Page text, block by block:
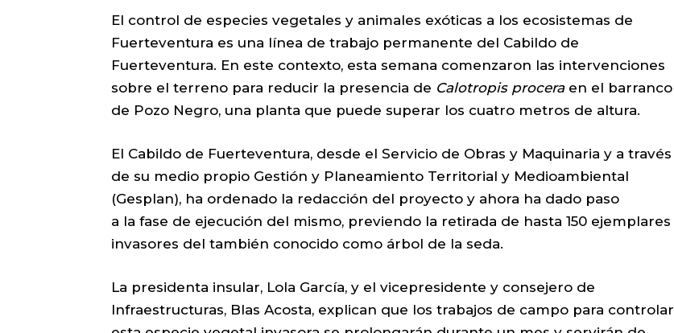
El control de especies vegetales y animales exóticas a los ecosistemas de
Fuerteventura es una línea de trabajo permanente del Cabildo de
Fuerteventura. En este contexto, esta semana comenzaron las intervenciones
sobre el terreno para reducir la presencia de Calotropis procera en el barranco
de Pozo Negro, una planta que puede superar los cuatro metros de altura.
El Cabildo de Fuerteventura, desde el Servicio de Obras y Maquinaria y a través
de su medio propio Gestión y Planeamiento Territorial y Medioambiental
(Gesplan), ha ordenado la redacción del proyecto y ahora ha dado paso
a la fase de ejecución del mismo, previendo la retirada de hasta 150 ejemplares
invasores del también conocido como árbol de la seda.
La presidenta insular, Lola García, y el vicepresidente y consejero de
Infraestructuras, Blas Acosta, explican que los trabajos de campo para controlar